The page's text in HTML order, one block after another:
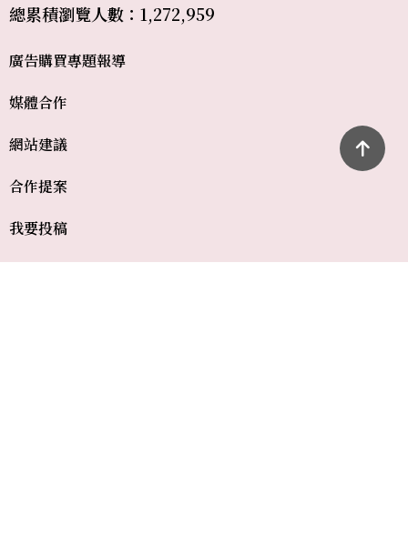
總累積瀏覽人數：1,272,959
廣告購買
媒體合作
網站建議
合作提案
我要投稿
專題報導